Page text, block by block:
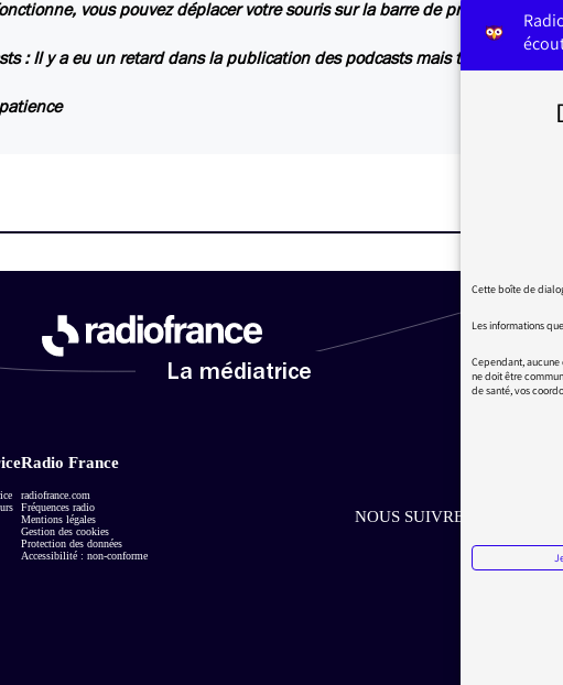
vous pouvez déplacer votre souris sur la barre de progression
:Il y a eu un retard dans la publication des podcasts mais tout devrait
La médiatrice
Radio France
radiofrance.com
Fréquences radio
Mentions légales
Gestion des cookies
Protection des données
Accessibilité : non-conforme
NOUS SUIVRE SUR LES
Aller sur la page
Aller sur la
Aller sur
Cette boîte de
Les informations
Cependant,
ne doit être
de santé, vos